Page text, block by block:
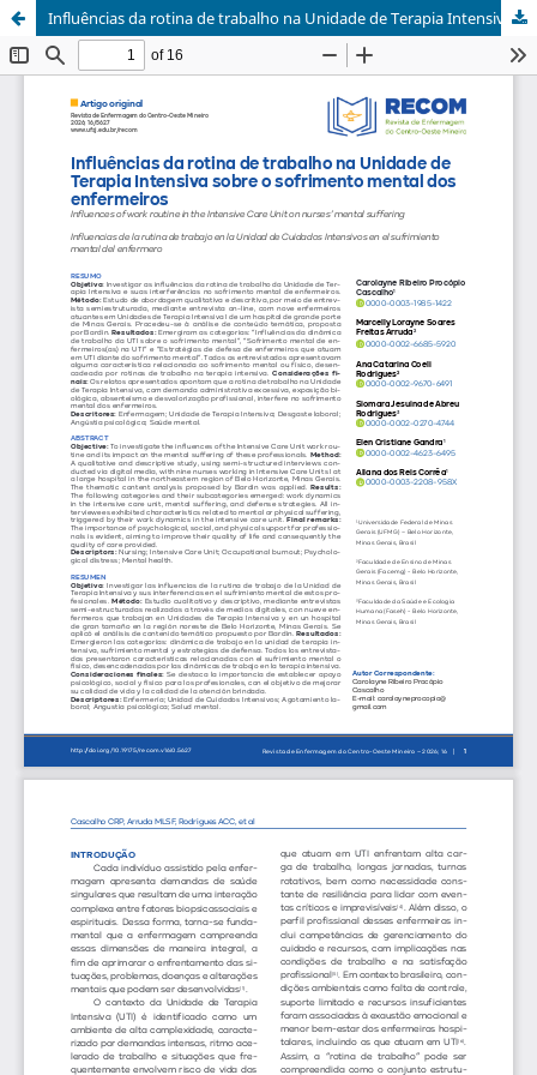
Influências da rotina de trabalho na Unidade de Terapia Intensiva sobre o sofrimento mental dos enfermeiros